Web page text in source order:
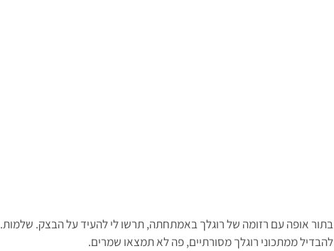
בתור אופה עם רזומה של רוגלך באמתחתה, תרשו לי להעיד על הבצק. שלמות.
להבדיל ממתכוני רוגלך מסורתיים, פה לא תמצאו שמרים.